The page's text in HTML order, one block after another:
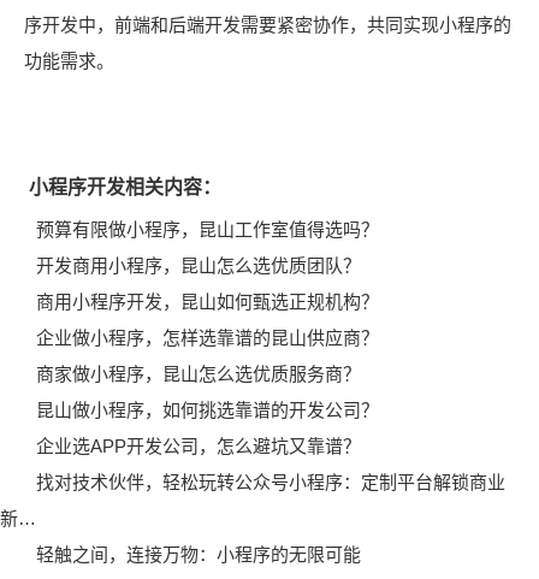
序开发中，前端和后端开发需要紧密协作，共同实现小程序的
功能需求。
小程序开发相关内容：
预算有限做小程序，昆山工作室值得选吗？
开发商用小程序，昆山怎么选优质团队？
商用小程序开发，昆山如何甄选正规机构？
企业做小程序，怎样选靠谱的昆山供应商？
商家做小程序，昆山怎么选优质服务商？
昆山做小程序，如何挑选靠谱的开发公司？
企业选APP开发公司，怎么避坑又靠谱？
找对技术伙伴，轻松玩转公众号小程序：定制平台解锁商业
新…
轻触之间，连接万物：小程序的无限可能